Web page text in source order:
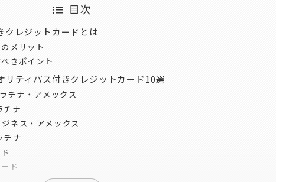
目次
クレジットカードとは
メリット
きポイント
リティパス付きクレジットカード10選
チナ・アメックス
チナ
ネス・アメックス
チナ
ド